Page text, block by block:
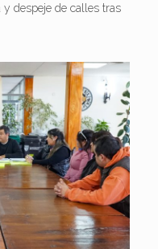
y despeje de calles tras